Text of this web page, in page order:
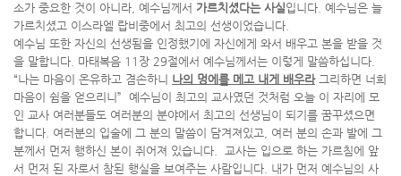
소가 중요한 것이 아니라, 예수님께서 가르치셨다는 사실입니다. 예수님은 늘
가르치셨고 이스라엘 랍비중에서 최고의 선생이었습니다.
예수님 또한 자신의 선생됨을 인정했기에 자신에게 와서 배우고 본을 받을 것
을 말합니다. 마태복음 11장 29절에서 예수님께서는 이렇게 말씀하십니다.
“나는 마음이 온유하고 겸손하니 나의 멍에를 메고 내게 배우라그리하면 너희
마음이 쉼을 얻으리니” 예수님이 최고의 교사였던 것처럼 오늘 이 자리에 모
인 교사 여러분들도 여러분의 분야에서 최고의 선생님이 되기를 꿈꾸셨으면
합니다. 여러분의 입술에 그 분의 말씀이 담겨져있고, 여러 분의 손과 발에 그
분께서 먼저 행하신 본이 쥐어져 있습니다. 교사는 입으로 하는 가르침에 앞
서 먼저 된 자로서 참된 행실을 보여주는 사람입니다. 내가 먼저 예수님의 사